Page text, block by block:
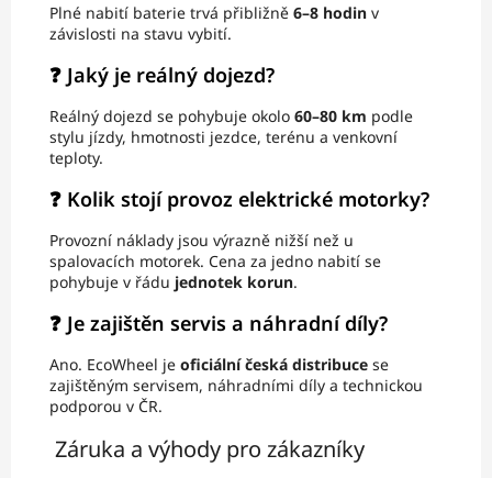
Plné nabití baterie trvá přibližně 6–8 hodin v
závislosti na stavu vybití.
❓ Jaký je reálný dojezd?
Reálný dojezd se pohybuje okolo 60–80 km podle
stylu jízdy, hmotnosti jezdce, terénu a venkovní
teploty.
❓ Kolik stojí provoz elektrické motorky?
Provozní náklady jsou výrazně nižší než u
spalovacích motorek. Cena za jedno nabití se
pohybuje v řádu jednotek korun.
❓ Je zajištěn servis a náhradní díly?
Ano. EcoWheel je oficiální česká distribuce se
zajištěným servisem, náhradními díly a technickou
podporou v ČR.
Záruka a výhody pro zákazníky